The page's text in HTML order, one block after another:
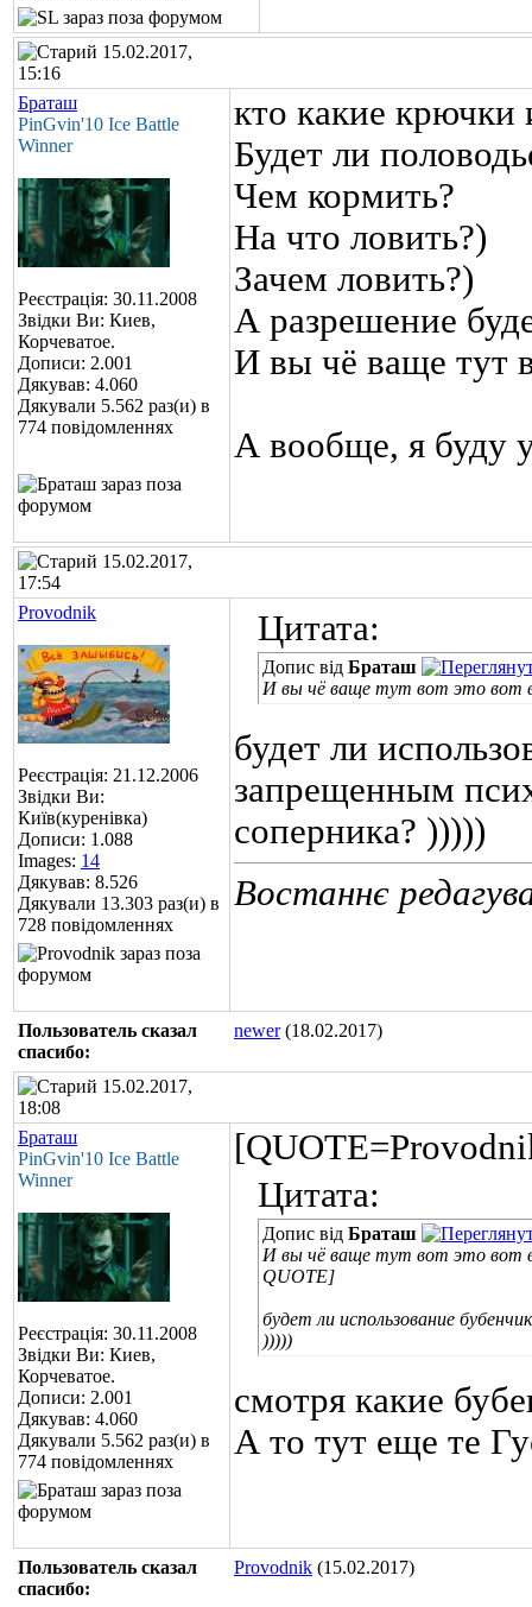
15.02.2017,
15:16
Браташ
PinGvin'10 Ice Battle
Winner
Реєстрація: 30.11.2008
Звідки Ви: Киев,
Корчеватое.
Дописи: 2.001
Дякував: 4.060
Дякували 5.562 раз(и) в
774 повідомленнях
кто какие крючки
Будет ли
Чем кормить?
На что ловить?)
Зачем ловить?)
А разрешение
И вы чё ваще тут
А вообще, я буду
15.02.2017,
17:54
Provodnik
Реєстрація: 21.12.2006
Звідки Ви:
Київ(куренівка)
Дописи: 1.088
Images: 14
Дякував: 8.526
Дякували 13.303 раз(и) в
728 повідомленнях
Цитата:
Допис від Браташ
И вы чё ваще тут вот это вот
будет ли
запрещенным
соперника? )))))
Востаннє
Пользователь сказал
cпасибо:
newer(18.02.2017)
15.02.2017,
18:08
Браташ
PinGvin'10 Ice Battle
Winner
Реєстрація: 30.11.2008
Звідки Ви: Киев,
Корчеватое.
Дописи: 2.001
Дякував: 4.060
Дякували 5.562 раз(и) в
774 повідомленнях
Цитата:
Допис від Браташ
И вы чё ваще тут вот это вот
QUOTE]
будет ли использование
)))))
смотря какие
А то тут еще те
Пользователь сказал
cпасибо:
Provodnik (15.02.2017)